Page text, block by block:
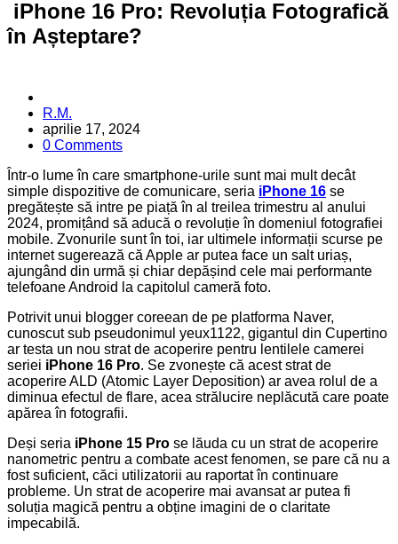
iPhone 16 Pro: Revoluția Fotografică
în Așteptare?
Posted
by
R.M.
aprilie 17, 2024
0 Comments
Într-o lume în care smartphone-urile sunt mai mult decât
simple dispozitive de comunicare, seria iPhone 16 se
pregătește să intre pe piață în al treilea trimestru al anului
2024, promițând să aducă o revoluție în domeniul fotografiei
mobile. Zvonurile sunt în toi, iar ultimele informații scurse pe
internet sugerează că Apple ar putea face un salt uriaș,
ajungând din urmă și chiar depășind cele mai performante
telefoane Android la capitolul cameră foto.
Potrivit unui blogger coreean de pe platforma Naver,
cunoscut sub pseudonimul yeux1122, gigantul din Cupertino
ar testa un nou strat de acoperire pentru lentilele camerei
seriei iPhone 16 Pro. Se zvonește că acest strat de
acoperire ALD (Atomic Layer Deposition) ar avea rolul de a
diminua efectul de flare, acea strălucire neplăcută care poate
apărea în fotografii.
Deși seria iPhone 15 Pro se lăuda cu un strat de acoperire
nanometric pentru a combate acest fenomen, se pare că nu a
fost suficient, căci utilizatorii au raportat în continuare
probleme. Un strat de acoperire mai avansat ar putea fi
soluția magică pentru a obține imagini de o claritate
impecabilă.